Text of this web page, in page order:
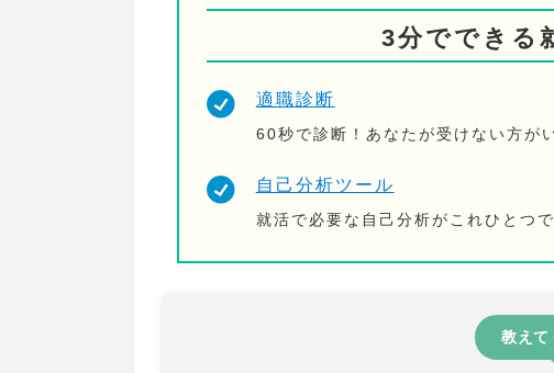
3分でできる
適職診断
60秒で診断！あなたが受けない方が
自己分析ツール
就活で必要な自己分析がこれひとつで